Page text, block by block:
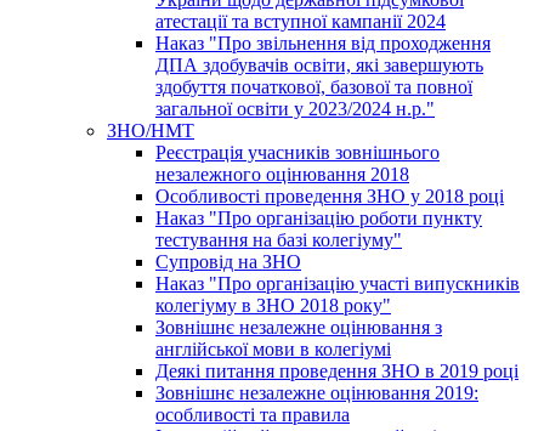
атестації та вступної кампанії 2024
Наказ "Про звільнення від проходження
ДПА здобувачів освіти, які завершують
здобуття початкової, базової та повної
загальної освіти у 2023/2024 н.р."
ЗНО/НМТ
Реєстрація учасників зовнішнього
незалежного оцінювання 2018
Особливості проведення ЗНО у 2018 році
Наказ "Про організацію роботи пункту
тестування на базі колегіуму"
Супровід на ЗНО
Наказ "Про організацію участі випускників
колегіуму в ЗНО 2018 року"
Зовнішнє незалежне оцінювання з
англійської мови в колегіумі
Деякі питання проведення ЗНО в 2019 році
Зовнішнє незалежне оцінювання 2019:
особливості та правила